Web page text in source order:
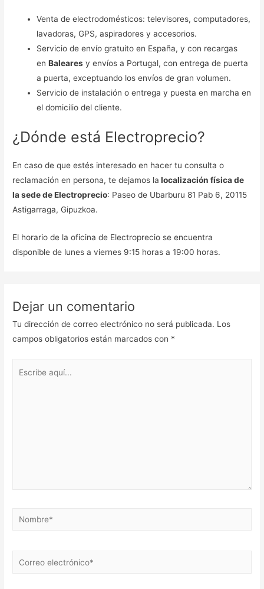
Venta de electrodomésticos: televisores, computadores,
lavadoras, GPS, aspiradores y accesorios.
Servicio de envío gratuito en España, y con recargas
enBaleares y envíos a Portugal, con entrega de puerta
a puerta, exceptuando los envíos de gran volumen.
Servicio de instalación o entrega y puesta en marcha en
el domicilio del cliente.
¿Dónde está Electroprecio?
En caso de que estés interesado en hacer tu consulta o
reclamación en persona, te dejamos la localización física de
la sede de Electroprecio: Paseo de Ubarburu 81 Pab 6, 20115
Astigarraga, Gipuzkoa.
El horario de la oficina de Electroprecio se encuentra
disponible de lunes a viernes 9:15 horas a 19:00 horas.
Dejar un comentario
Tu dirección de correo electrónico no será publicada. Los
campos obligatorios están marcados con *
Nombre*
Correo